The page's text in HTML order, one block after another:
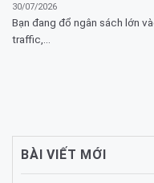
30/07/2026
Bạn đang đổ ngân sách lớn
traffic,...
BÀI VIẾT MỚI